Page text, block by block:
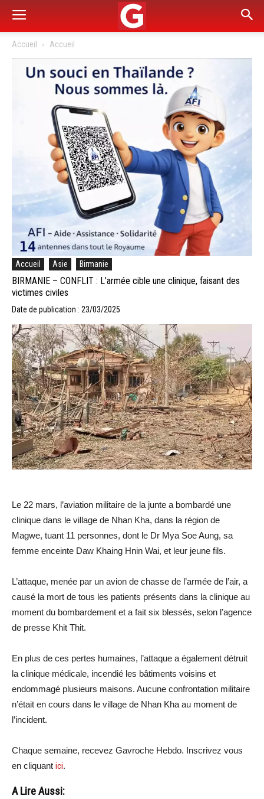
Accueil Accueil
Accueil Asie Birmanie
BIRMANIE – CONFLIT : L’armée cible une clinique, faisant des
victimes civiles
Date de publication : 23/03/2025
Le 22 mars, l’aviation militaire de la junte a bombardé une
clinique dans le village de Nhan Kha, dans la région de
Magwe, tuant 11 personnes, dont le Dr Mya Soe Aung, sa
femme enceinte Daw Khaing Hnin Wai, et leur jeune fils.
L’attaque, menée par un avion de chasse de l’armée de l’air, a
causé la mort de tous les patients présents dans la clinique au
moment du bombardement et a fait six blessés, selon l’agence
de presse Khit Thit.
En plus de ces pertes humaines, l’attaque a également détruit
la clinique médicale, incendié les bâtiments voisins et
endommagé plusieurs maisons. Aucune confrontation militaire
n’était en cours dans le village de Nhan Kha au moment de
l’incident.
Chaque semaine, recevez Gavroche Hebdo. Inscrivez vous
en cliquant ici.
A Lire Aussi: